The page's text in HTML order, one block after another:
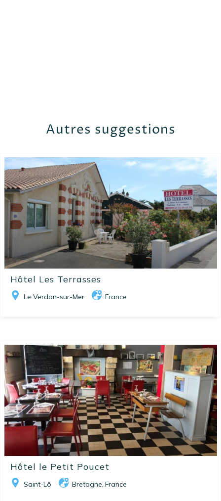
Autres suggestions
Hôtel Les Terrasses
Le Verdon-sur-Mer France
Hôtel le Petit Poucet
Saint-Lô Bretagne, France